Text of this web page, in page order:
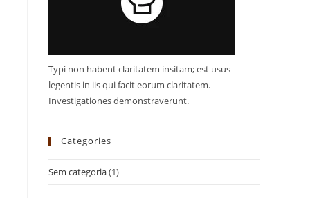
Typi non habent claritatem insitam; est usus
legentis in iis qui facit eorum claritatem.
Investigationes demonstraverunt.
Categories
Sem categoria(1)